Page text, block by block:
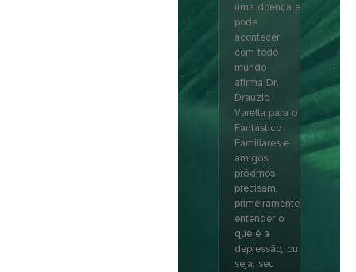
uma doença e
pode
acontecer
com todo
mundo –
afirma Dr.
Drauzio
Varella para o
Fantástico
Familiares e
amigos
próximos
precisam,
primeiramente,
entender o
que é a
depressão, ou
seja, seu